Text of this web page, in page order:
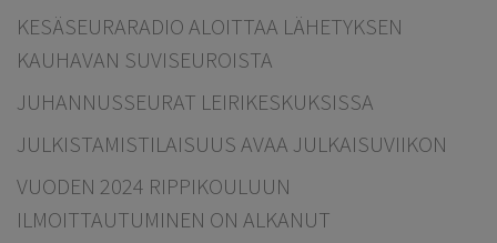
KESÄSEURARADIO ALOITTAA LÄHETYKSEN
KAUHAVAN SUVISEUROISTA
JUHANNUSSEURAT LEIRIKESKUKSISSA
JULKISTAMISTILAISUUS AVAA JULKAISUVIIKON
VUODEN 2024 RIPPIKOULUUN
ILMOITTAUTUMINEN ON ALKANUT